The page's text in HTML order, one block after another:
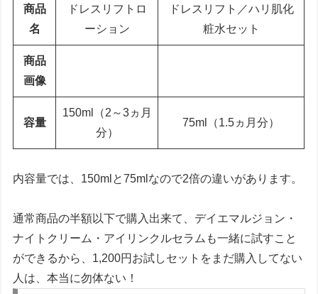
商品
名
ドレスリフトロ
ーション
ドレスリフト／ハリ肌化
粧水セット
商品
画像
容量
150ml（2～3ヵ月
分）
75ml（1.5ヵ月分）
内容量では、150mlと75mlなので2倍の違いがあります。
通常商品の半額以下で購入出来て、デイエマルジョン・
ナイトクリーム・アイリンクルセラムも一緒に試すこと
ができるから、1,200円お試しセットをまだ購入してない
人は、本当に勿体ない！